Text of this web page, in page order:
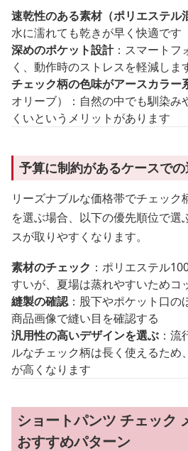
速乾性のある素材（ポリエステル
水に濡れても乾きが早く快適です
深めのポケット設計：スマートフ
く、動作時のストレスを軽減しま
チェック柄の色味がアースカラー
オリーブ）：自然の中でも馴染み
くいというメリットがあります
予算に制約があるケースで
リーズナブルな価格帯でチェック
を選ぶ場合、以下の優先順位で選
スが取りやすくなります。
素材のチェック ：ポリエステル
すいが、夏場は蒸れやすいためコ
縫製の確認：股下やポケット口の
商品画像で縫い目を確認する
汎用性の高いデザインを選ぶ ：
ルなチェック柄は長く使えるため
が高くなります
ショートパンツ チェック
おすすめパターン